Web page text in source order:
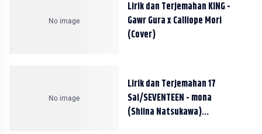
Lirik dan Terjemahan KING -
Gawr Gura x Calliope Mori
(Cover)
Lirik dan Terjemahan 17
Sai/SEVENTEEN - mona
(Shiina Natsukawa)